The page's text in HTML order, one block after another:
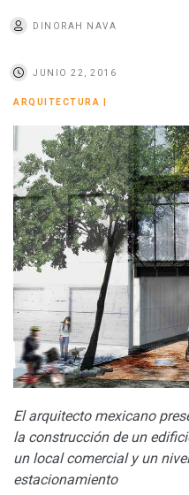
DINORAH NAVA
JUNIO 22, 2016
ARQUITECTURA
El arquitecto mexicano
la construcción de un
un local comercial y un
estacionamiento